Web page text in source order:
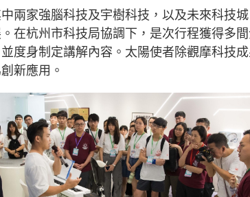
兩家強腦科技及宇樹科技，以及未來科技城
在杭州市科技局協調下，是次行程獲得多
度身制定講解內容。太陽使者除觀摩科技
新應用。